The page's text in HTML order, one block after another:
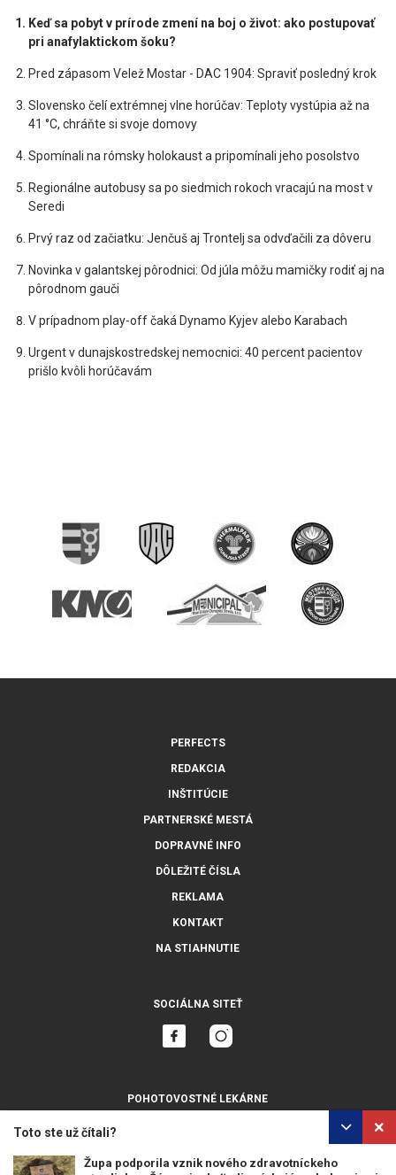
Toto ste už čítali?
Župa podporila vznik nového zdravotníckeho
Keď sa pobyt v prírode zmení na boj o život: ako postupovať
pri anafylaktickom šoku?
Pred zápasom Velež Mostar - DAC 1904: Spraviť posledný krok
Slovensko čelí extrémnej vlne horúčav: Teploty vystúpia až na
41 °C, chráňte si svoje domovy
Spomínali na rómsky holokaust a pripomínali jeho posolstvo
Regionálne autobusy sa po siedmich rokoch vracajú na most v
Seredi
Prvý raz od začiatku: Jenčuš aj Trontelj sa odvďačili za dôveru
Novinka v galantskej pôrodnici: Od júla môžu mamičky rodiť aj na
pôrodnom gauči
V prípadnom play-off čaká Dynamo Kyjev alebo Karabach
Urgent v dunajskostredskej nemocnici: 40 percent pacientov
prišlo kvôli horúčavám
PERFECTS
REDAKCIA
INŠTITÚCIE
PARTNERSKÉ MESTÁ
DOPRAVNÉ INFO
DÔLEŽITÉ ČÍSLA
REKLAMA
KONTAKT
NA STIAHNUTIE
SOCIÁLNA SITEŤ
POHOTOVOSTNÉ LEKÁRNE